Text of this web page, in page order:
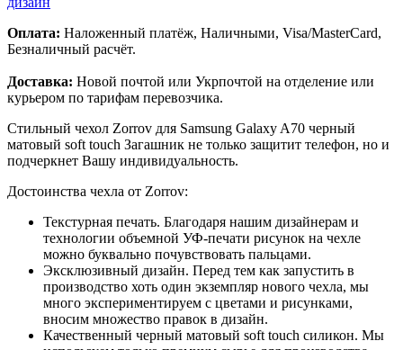
Оплата: Наложенный платёж, Наличными, Visa/MasterCard,
Безналичный расчёт.
Доставка: Новой почтой или Укрпочтой на отделение или
курьером по тарифам перевозчика.
Стильный чехол Zorrov для Samsung Galaxy A70 черный
матовый soft touch Загашник не только защитит телефон, но и
подчеркнет Вашу индивидуальность.
Достоинства чехла от Zorrov:
Текстурная печать. Благодаря нашим дизайнерам и
технологии объемной УФ-печати рисунок на чехле
можно буквально почувствовать пальцами.
Эксклюзивный дизайн. Перед тем как запустить в
производство хоть один экземпляр нового чехла, мы
много экспериментируем с цветами и рисунками,
вносим множество правок в дизайн.
Качественный черный матовый soft touch силикон. Мы